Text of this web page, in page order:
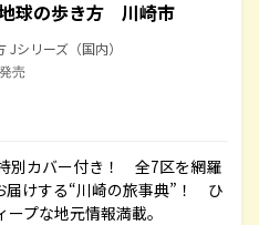
球の歩き方 川崎市
Jシリーズ（国内）
売
別カバー付き！ 全7区を網羅
届けする“川崎の旅事典”！ ひ
プな地元情報満載。